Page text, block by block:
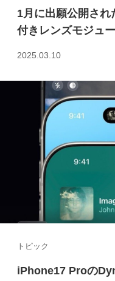
1月に出願公開さ
付きレンズモジュ
2025.03.10
トピック
iPhone17 Proの